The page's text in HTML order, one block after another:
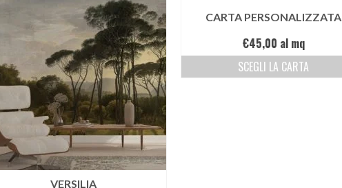
VERSILIA
CARTA PERSONALIZZATA
€45,00 al mq
SCEGLI LA CARTA